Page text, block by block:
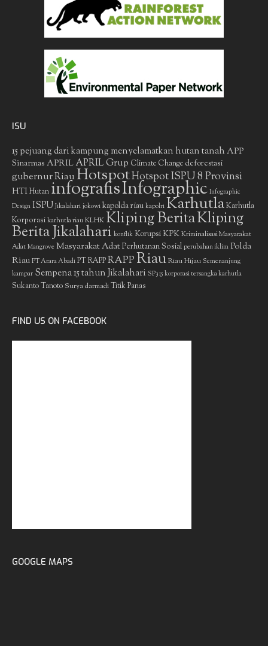
ISU
15 pejuang dari kampung menyelamatkan hutan tanah APP
Sinarmas APRIL APRIL Grup Climate Change deforestasi
gubernur RiauHotspotHotspot ISPU 8 Provinsi
HTIHutan infografisInfographic Infographic
Design ISPU Jikalahari jokowi kapolda riau kapolri KarhutlaKarhutla
Korporasikarhutla riauKLHKKliping BeritaKliping
Berita Jikalahari konflik Korupsi KPKKriminalisasi Masyarakat
Adat Mangrove Masyarakat AdatPerhutanan Sosial perubahan iklim Polda
Riau PT Arara Abadi PT RAPPRAPPRiauRiau Hijau Semenanjung
kampar Sempena 15 tahun Jikalahari SP3 15 korporasi tersangka karhutla
Sukanto Tanoto Surya darmadiTitik Panas
FIND US ON FACEBOOK
GOOGLE MAPS